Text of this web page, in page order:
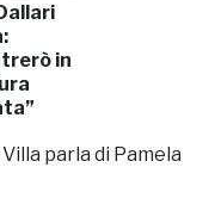
in
parla di Pamela